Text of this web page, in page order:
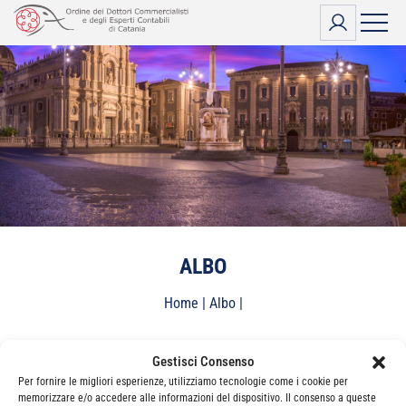
Gestisci Consenso
Per fornire le migliori esperienze, utilizziamo tecnologie come i cookie per
memorizzare e/o accedere alle informazioni del dispositivo. Il consenso a queste
Vai
contenuto
ALBO
Home | Albo|